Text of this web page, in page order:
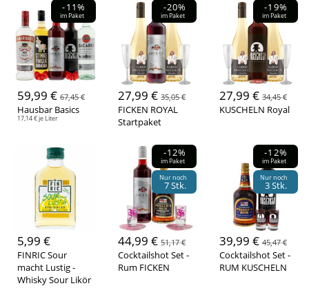
Stinkefingereinhorn
Baron Bonzenbräu
FICKEN(6)
Füllmenge
0,1 Liter(1) 0,75 Liter(2)
1 Liter(1) 0,7 Liter(9)
0,5 Liter(1)
Produktart
Boxen / Bundles Spirituosen & Wein (8)
Aktion
Reduziert
Eichung
2cl(2) 0,2 Liter
-11%
im Paket
59,99 € 67,45 €
Hausbar Basics
17,14 € je Liter
-20%
im Paket
27,99 €35,05 €
FICKEN ROYAL
Startpaket
-19%
im Paket
27,99 €34,45 €
KUSCHELN Royal
5,99 €
FINRIC Sour
macht Lustig -
Whisky Sour Likör
-12%
im Paket
Nur noch
7 Stk.
44,99 €51,17 €
Cocktailshot Set -
Rum FICKEN
-12%
im Paket
Nur noch
3 Stk.
39,99 €45,47 €
Cocktailshot Set -
RUM KUSCHELN